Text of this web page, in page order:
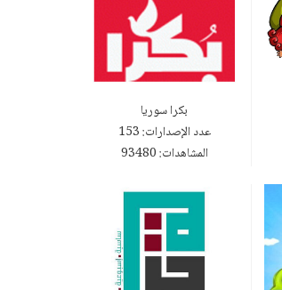
بكرا سوريا
عدد الإصدارات: 153
المشاهدات: 93480